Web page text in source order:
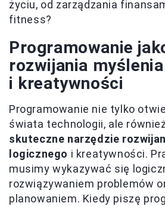
życiu, od zarządzania
fitness?
Programowanie
rozwijania
i kreatywności
Programowanie nie tylko
świata technologii, ale
skuteczne narzędzie
logicznego i kreatywności.
musimy wykazywać się
rozwiązywaniem problemów
planowaniem. Kiedy piszę